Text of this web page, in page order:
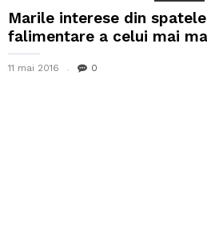
Marile interese din
falimentare a celui mai
11 mai 2016 0